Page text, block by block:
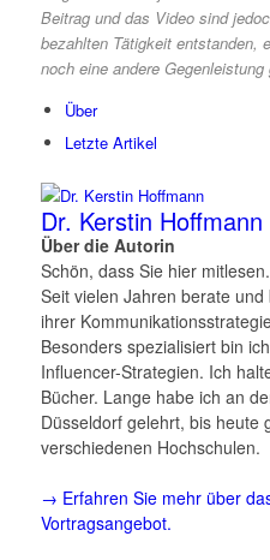
Beitrag und das Video sind
bezahlten Tätigkeit entstanden,
noch eine andere Gegenleistung
Über
Letzte Artikel
Dr. Kerstin Hoffmann
Über die Autorin
Schön, dass Sie hier
Seit vielen Jahren berate
ihrer
Besonders spezialisiert bin
Influencer-Strategien. Ich
Bücher. Lange habe ich an
Düsseldorf gelehrt, bis heute
verschiedenen Hochschulen.
→ Erfahren Sie mehr über
Vortragsangebot.